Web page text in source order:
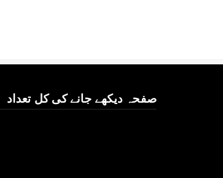
صفحہ دیکھے جانے کی کل تعداد